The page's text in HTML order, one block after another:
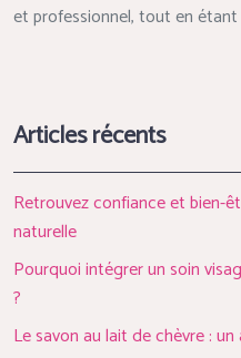
et professionnel, tout en
Articles récents
Retrouvez confiance et bien-
naturelle
Pourquoi intégrer un soin
?
Le savon au lait de chèvre :